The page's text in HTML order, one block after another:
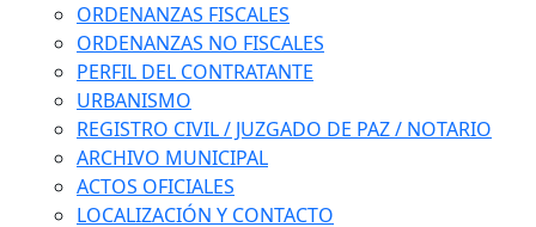
ORDENANZAS FISCALES
ORDENANZAS NO FISCALES
PERFIL DEL CONTRATANTE
URBANISMO
REGISTRO CIVIL / JUZGADO DE PAZ / NOTARIO
ARCHIVO MUNICIPAL
ACTOS OFICIALES
LOCALIZACIÓN Y CONTACTO